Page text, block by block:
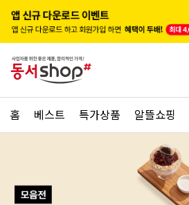
홈 베스트 특가상품 알뜰쇼핑